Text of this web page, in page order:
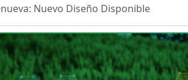
Nuevo Diseño Disponible